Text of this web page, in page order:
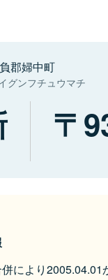
郡婦中町
グンフチュウマチ
により2005.04.01